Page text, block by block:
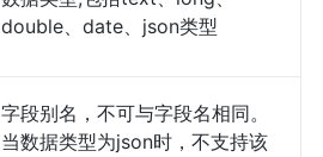
double、date、json类型
字段别名，不可与字段名相同。
当数据类型为json时，不支持该